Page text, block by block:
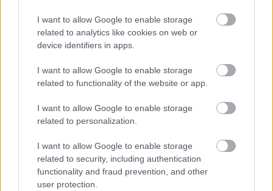
I want to allow Google to enable storage
related to analytics like cookies on web or
device identifiers in apps.
I want to allow Google to enable storage
related to functionality of the website or app.
I want to allow Google to enable storage
related to personalization.
I want to allow Google to enable storage
related to security, including authentication
functionality and fraud prevention, and other
user protection.